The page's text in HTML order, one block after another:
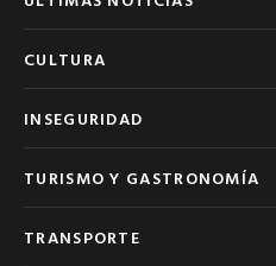
CULTURA
INSEGURIDAD
TURISMO Y GASTRONOMÍA
TRANSPORTE